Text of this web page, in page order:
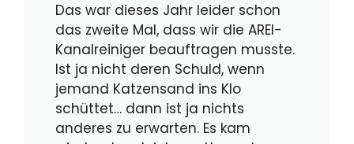
Das war dieses Jahr leider schon
das zweite Mal, dass wir die AREI-
Kanalreiniger beauftragen musste.
Ist ja nicht deren Schuld, wenn
jemand Katzensand ins Klo
schüttet… dann ist ja nichts
anderes zu erwarten. Es kam